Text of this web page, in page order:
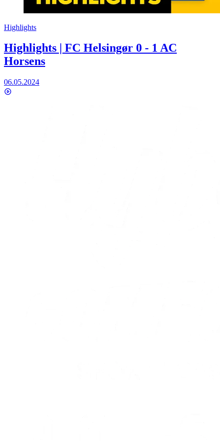
Highlights
Highlights | FC Helsingør 0 - 1 AC
Horsens
06.05.2024